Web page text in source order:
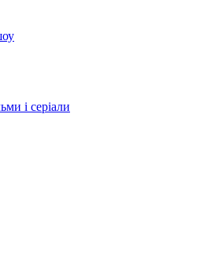
і серіали